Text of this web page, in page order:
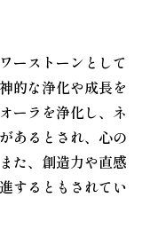
ーストーンとして
的な浄化や成長を
ーラを浄化し、ネ
あるとされ、心の
た、創造力や直感
するともされてい